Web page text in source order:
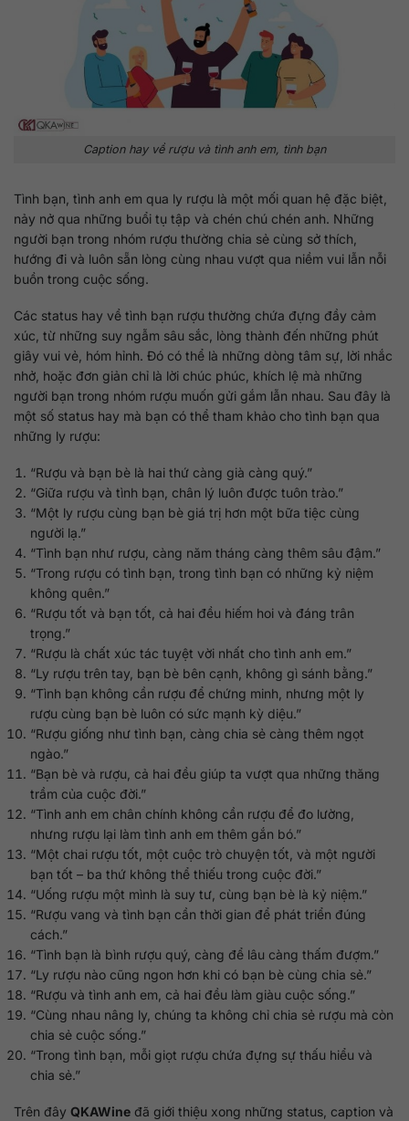
Caption hay về rượu và tình anh em, tình bạn
Tình bạn, tình anh em qua ly rượu là một mối quan hệ đặc biệt,
nảy nở qua những buổi tụ tập và chén chú chén anh. Những
người bạn trong nhóm rượu thường chia sẻ cùng sở thích,
hướng đi và luôn sẵn lòng cùng nhau vượt qua niềm vui lẫn nỗi
buồn trong cuộc sống.
Các status hay về tình bạn rượu thường chứa đựng đầy cảm
xúc, từ những suy ngẫm sâu sắc, lòng thành đến những phút
giây vui vẻ, hóm hỉnh. Đó có thể là những dòng tâm sự, lời nhắc
nhở, hoặc đơn giản chỉ là lời chúc phúc, khích lệ mà những
người bạn trong nhóm rượu muốn gửi gắm lẫn nhau. Sau đây là
một số status hay mà bạn có thể tham khảo cho tình bạn qua
những ly rượu:
“Rượu và bạn bè là hai thứ càng già càng quý.”
“Giữa rượu và tình bạn, chân lý luôn được tuôn trào.”
“Một ly rượu cùng bạn bè giá trị hơn một bữa tiệc cùng
người lạ.”
“Tình bạn như rượu, càng năm tháng càng thêm sâu đậm.”
“Trong rượu có tình bạn, trong tình bạn có những kỷ niệm
không quên.”
“Rượu tốt và bạn tốt, cả hai đều hiếm hoi và đáng trân
trọng.”
“Rượu là chất xúc tác tuyệt vời nhất cho tình anh em.”
“Ly rượu trên tay, bạn bè bên cạnh, không gì sánh bằng.”
“Tình bạn không cần rượu để chứng minh, nhưng một ly
rượu cùng bạn bè luôn có sức mạnh kỳ diệu.”
“Rượu giống như tình bạn, càng chia sẻ càng thêm ngọt
ngào.”
“Bạn bè và rượu, cả hai đều giúp ta vượt qua những thăng
trầm của cuộc đời.”
“Tình anh em chân chính không cần rượu để đo lường,
nhưng rượu lại làm tình anh em thêm gắn bó.”
“Một chai rượu tốt, một cuộc trò chuyện tốt, và một người
bạn tốt – ba thứ không thể thiếu trong cuộc đời.”
“Uống rượu một mình là suy tư, cùng bạn bè là kỷ niệm.”
“Rượu vang và tình bạn cần thời gian để phát triển đúng
cách.”
“Tình bạn là bình rượu quý, càng để lâu càng thấm đượm.”
“Ly rượu nào cũng ngon hơn khi có bạn bè cùng chia sẻ.”
“Rượu và tình anh em, cả hai đều làm giàu cuộc sống.”
“Cùng nhau nâng ly, chúng ta không chỉ chia sẻ rượu mà còn
chia sẻ cuộc sống.”
“Trong tình bạn, mỗi giọt rượu chứa đựng sự thấu hiểu và
chia sẻ.”
Trên đây QKAWine đã giới thiệu xong những status, caption và